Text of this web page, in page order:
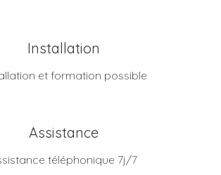
Installation
et formation possible
Assistance
téléphonique 7j/7